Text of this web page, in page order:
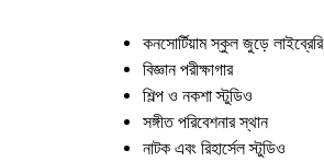
কনসোর্টিয়াম স্কুল জুড়ে লাইব্রেরি
বিজ্ঞান পরীক্ষাগার
শিল্প ও নকশা স্টুডিও
সঙ্গীত পরিবেশনার স্থান
নাটক এবং রিহার্সেল স্টুডিও